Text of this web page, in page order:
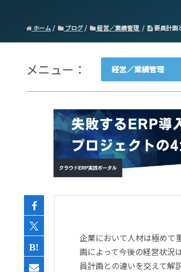
ホーム ブログ 経営／業績管理 要員計画
メニュー： 経営／業績管理
会計
経営／業績管理
サプライチェーン／
CRM／営業支援／E
データ分析／BI
企業において人材は極めて
画によって今後の経営状況
員計画との違いを交えて解